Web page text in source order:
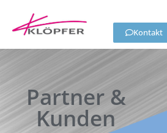
Kontakt
Partner &
Kunden